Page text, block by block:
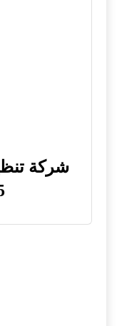
شركة